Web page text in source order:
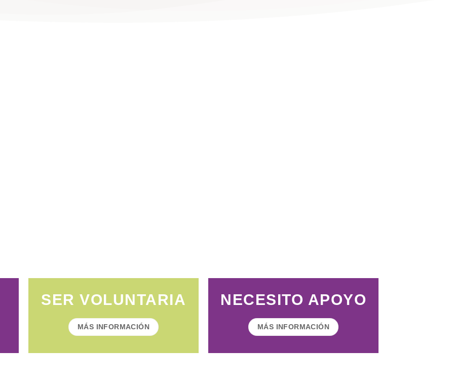
SER VOLUNTARIA
MÁS INFORMACIÓN
NECESITO APOYO
MÁS INFORMACIÓN